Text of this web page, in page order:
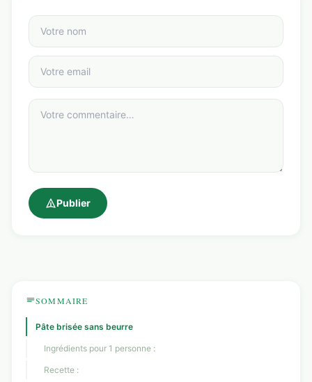
Publier
SOMMAIRE
Pâte brisée sans beurre
Ingrédients pour 1 personne :
Recette :